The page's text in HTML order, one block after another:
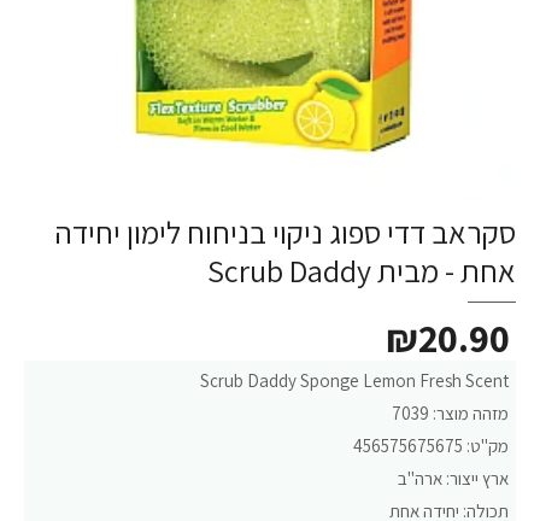
סקראב דדי ספוג ניקוי בניחוח לימון יחידה
אחת - מבית Scrub Daddy
Scrub Daddy Sponge Lemon Fresh Scent
מזהה מוצר: 7039
מק"ט: 456575675675
ארץ ייצור: ארה"ב
תכולה: יחידה אחת
₪20.90